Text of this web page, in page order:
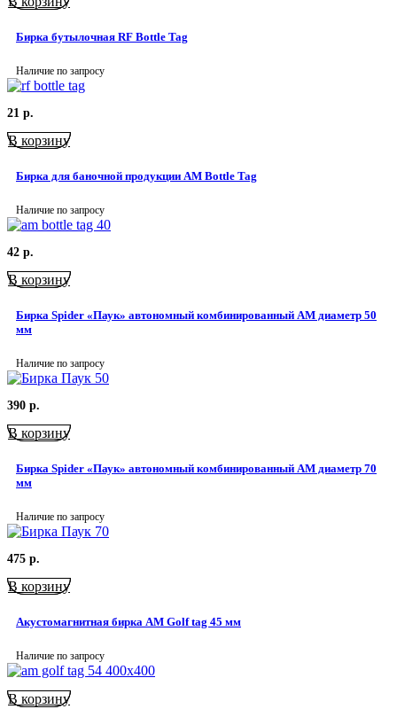
Бирка бутылочная RF Bottle Tag
Наличие по запросу
21 р.
В корзину
Бирка для баночной продукции AM Bottle Tag
Наличие по запросу
42 р.
В корзину
Бирка Spider «Паук» автономный комбинированный AM диаметр 50
мм
Наличие по запросу
390 р.
В корзину
Бирка Spider «Паук» автономный комбинированный AM диаметр 70
мм
Наличие по запросу
475 р.
В корзину
Акустомагнитная бирка АМ Golf tag 45 мм
Наличие по запросу
В корзину